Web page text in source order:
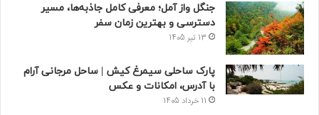
جنگل واز آمل؛ معرفی کامل جاذبه‌ها، مسیر
دسترسی و بهترین زمان سفر
13 تیر 1405
پارک ساحلی سیمرغ کیش | ساحل مرجانی آرام
با آدرس، امکانات و عکس
11 خرداد 1405